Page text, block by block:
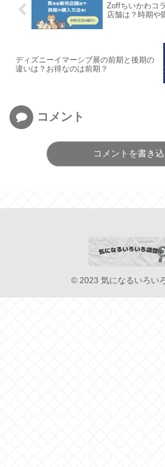
Zoffちいかわコ
店舗は？時期や
ディズニーイマーシブ展の前期と後期の
違いは？お得なのは前期？
コメント
コメントを書き
© 2023 気になるいろい